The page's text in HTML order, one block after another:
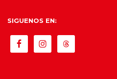
SIGUENOS EN: